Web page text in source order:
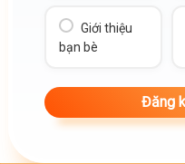
Giới thiệu
bạn bè